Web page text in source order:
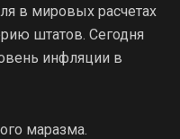
в мировых расчетах
штатов. Сегодня
инфляции в
маразма.